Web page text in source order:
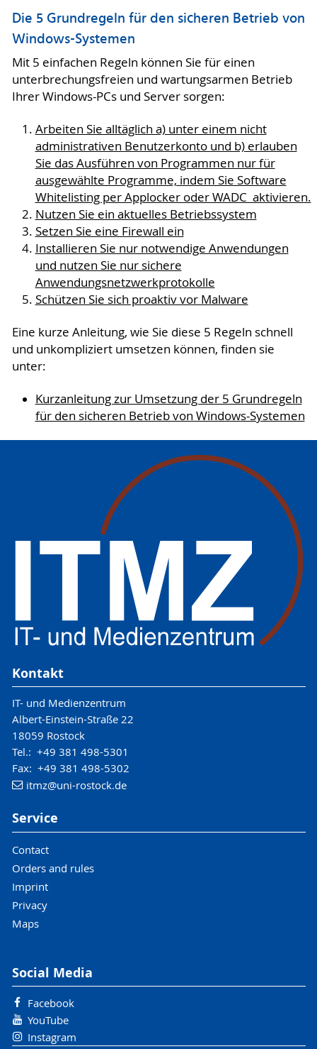
Die 5 Grundregeln für den sicheren Betrieb von
Windows-Systemen
Mit 5 einfachen Regeln können Sie für einen
unterbrechungsfreien und wartungsarmen Betrieb
Ihrer Windows-PCs und Server sorgen:
Arbeiten Sie alltäglich a) unter einem nicht
administrativen Benutzerkonto und b) erlauben
Sie das Ausführen von Programmen nur für
ausgewählte Programme, indem Sie Software
Whitelisting per Applocker oder WADC aktivieren.
Nutzen Sie ein aktuelles Betriebssystem
Setzen Sie eine Firewall ein
Installieren Sie nur notwendige Anwendungen
und nutzen Sie nur sichere
Anwendungsnetzwerkprotokolle
Schützen Sie sich proaktiv vor Malware
Eine kurze Anleitung, wie Sie diese 5 Regeln schnell
und unkompliziert umsetzen können, finden sie
unter:
Kurzanleitung zur Umsetzung der 5 Grundregeln
für den sicheren Betrieb von Windows-Systemen
Kontakt
IT- und Medienzentrum
Albert-Einstein-Straße 22
18059 Rostock
Tel.: +49 381 498-5301
Fax: +49 381 498-5302
itmz@uni-rostock.de
Service
Contact
Orders and rules
Imprint
Privacy
Maps
Social Media
Facebook
YouTube
Instagram